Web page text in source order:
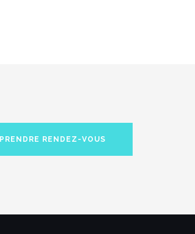
PRENDRE RENDEZ-VOUS